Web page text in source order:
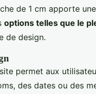
de 1 cm apporte
options telles que le
de design.
permet aux
des dates ou des